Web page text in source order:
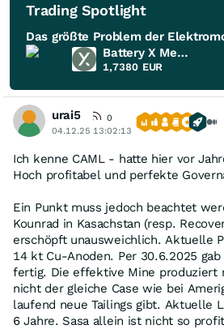
Trading Spotlight
Das größte Problem der
Battery X Metals
1,7380 EUR
urai5
0
04.12.25 13:02:13
Ich kenne CAML - hatte hier vor
Hoch profitabel und perfekte
Ein Punkt muss jedoch beachtet
Kounrad in Kasachstan (resp.
erschöpft unausweichlich. Aktuelle
14 kt Cu-Anoden. Per 30.6.2025
fertig. Die effektive Mine produziert
nicht der gleiche Case wie bei
laufend neue Tailings gibt. Aktuelle
6 Jahre. Sasa allein ist nicht so